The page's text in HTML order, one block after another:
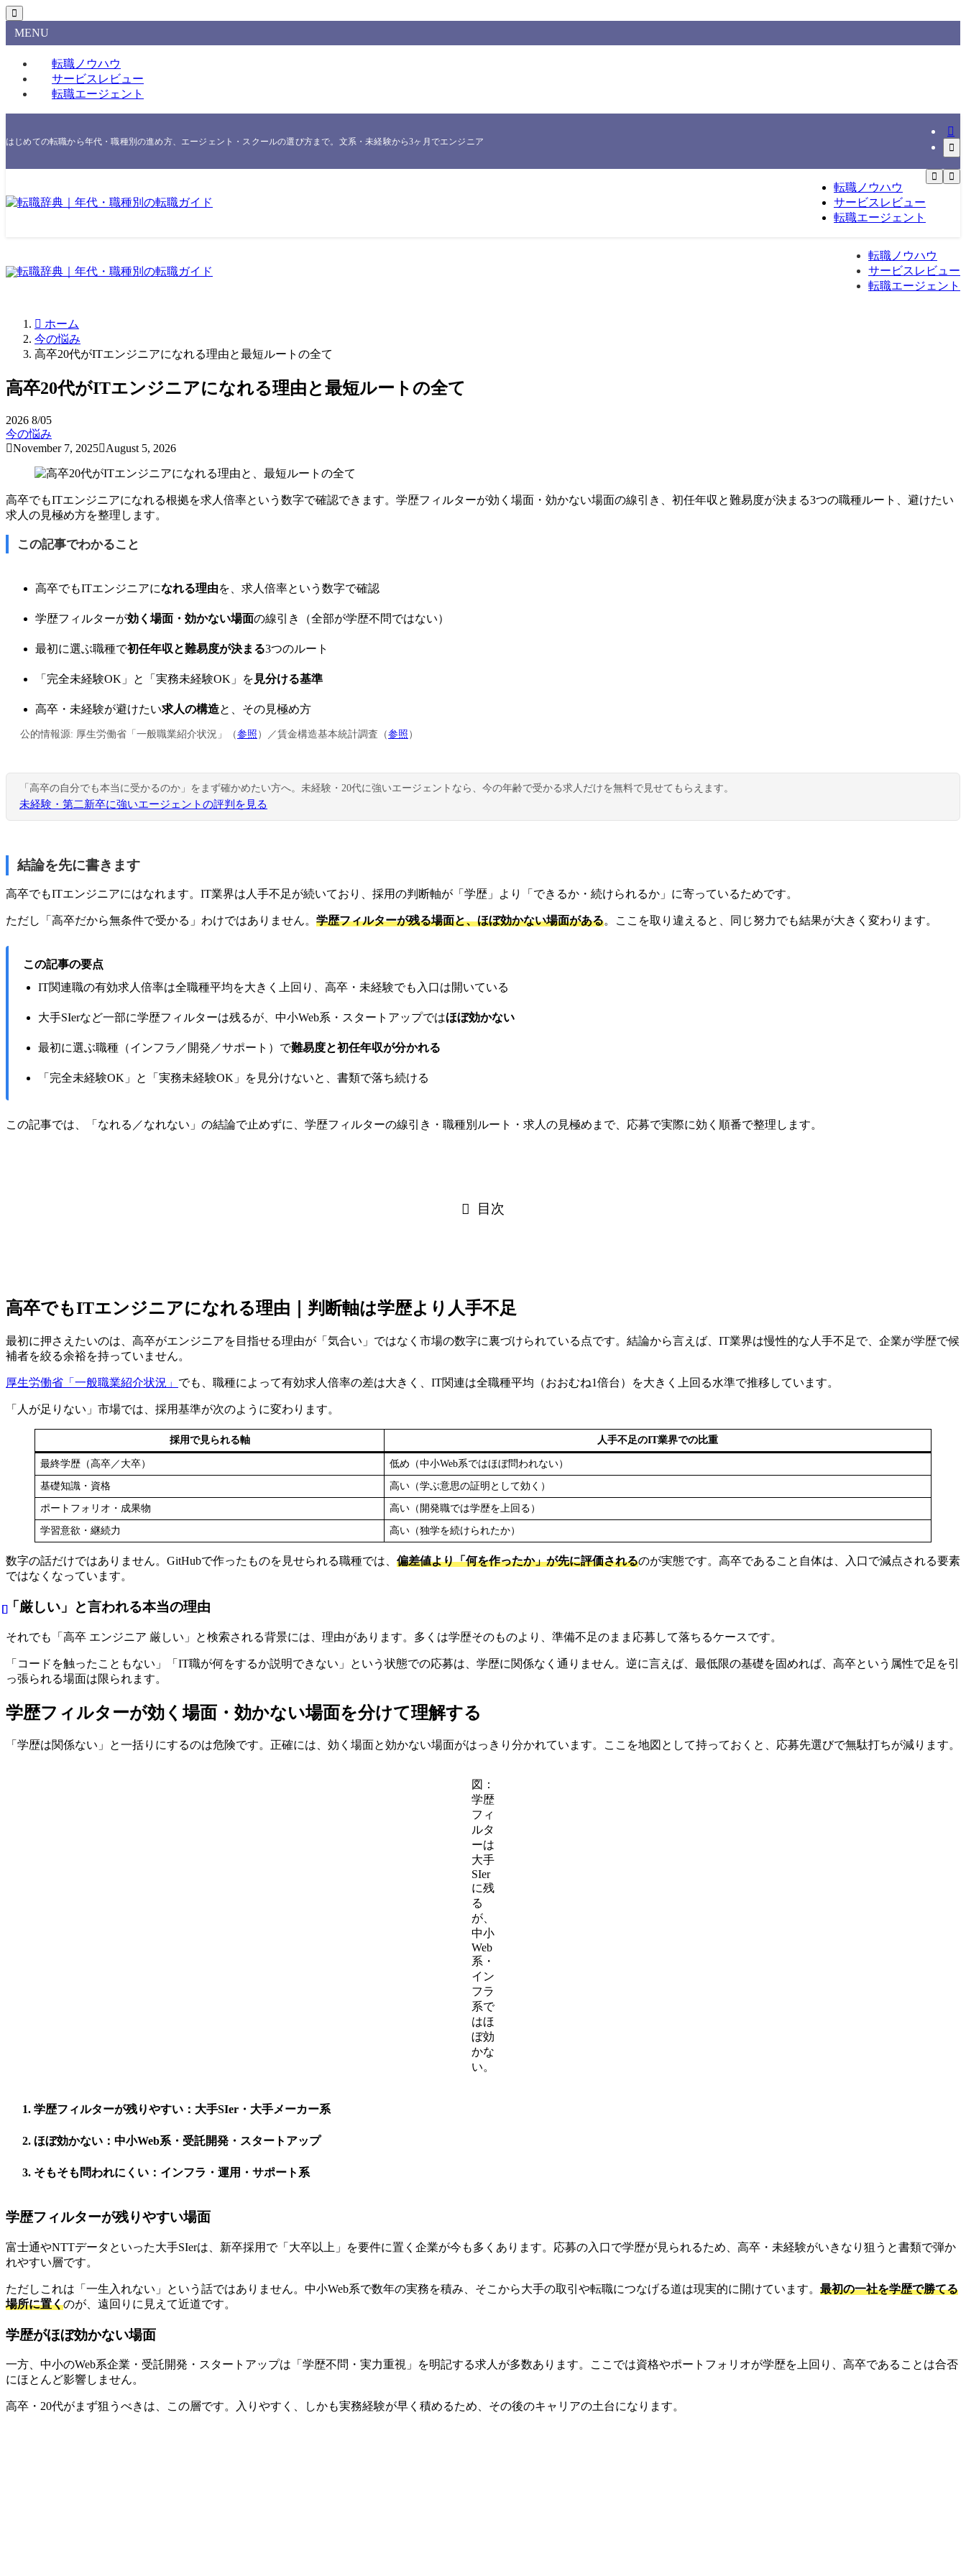
MENU
転職ノウハウ
サービスレビュー
転職エージェント
はじめての転職から年代・職種別の進め方、エージェント・スクールの選び方まで。文系・未経験から3ヶ月でエンジニア転職したNakataが、実際に使った一次情報をもとに整理する転職総合メディアです。
転職ノウハウ
サービスレビュー
転職エージェント
転職ノウハウ
サービスレビュー
転職エージェント
ホーム
今の悩み
高卒20代がITエンジニアになれる理由と最短ルートの全て
高卒20代がITエンジニアになれる理由と最短ルートの全て
2026 8/05
今の悩み
November 7, 2025
August 5, 2026
高卒でもITエンジニアになれる根拠を求人倍率という数字で確認できます。学歴フィルターが効く場面・効かない場面の線引き、初任年収と難易度が決まる3つの職種ルート、避けたい
求人の見極め方を整理します。
この記事でわかること
高卒でもITエンジニアになれる理由を、求人倍率という数字で確認
学歴フィルターが効く場面・効かない場面の線引き（全部が学歴不問ではない）
最初に選ぶ職種で初任年収と難易度が決まる3つのルート
「完全未経験OK」と「実務未経験OK」を 見分ける基準
高卒・未経験が避けたい求人の構造と、その見極め方
公的情報源: 厚生労働省「一般職業紹介状況」（参照）／賃金構造基本統計調査（参照）
「高卒の自分でも本当に受かるのか」をまず確かめたい方へ。未経験・20代に強いエージェントなら、今の年齢で受かる求人だけを無料で見せてもらえます。
未経験・第二新卒に強いエージェントの評判を見る
結論を先に書きます
高卒でもITエンジニアにはなれます。IT業界は人手不足が続いており、採用の判断軸が「学歴」より「できるか・続けられるか」に寄っているためです。
ただし「高卒だから無条件で受かる」わけではありません。 学歴フィルターが残る場面と、ほぼ効かない場面がある。ここを取り違えると、同じ努力でも結果が大きく変わります。
この記事の要点
IT関連職の有効求人倍率は全職種平均を大きく上回り、高卒・未経験でも入口は開いている
大手SIerなど一部に学歴フィルターは残るが、中小Web系・スタートアップではほぼ効かない
最初に選ぶ職種（インフラ／開発／サポート）で難易度と初任年収が分かれる
「完全未経験OK」と「実務未経験OK」を見分けないと、書類で落ち続ける
この記事では、「なれる／なれない」の結論で止めずに、学歴フィルターの線引き・職種別ルート・求人の見極めまで、応募で実際に効く順番で整理します。
目次
高卒でもITエンジニアになれる理由｜判断軸は学歴より人手不足
最初に押さえたいのは、高卒がエンジニアを目指せる理由が「気合い」ではなく市場の数字に裏づけられている点です。結論から言えば、IT業界は慢性的な人手不足で、企業が学歴で候
補者を絞る余裕を持っていません。
厚生労働省「一般職業紹介状況」 でも、職種によって有効求人倍率の差は大きく、IT関連は全職種平均（おおむね1倍台）を大きく上回る水準で推移しています。
「人が足りない」市場では、採用基準が次のように変わります。
採用で見られる軸 人手不足のIT業界での比重
最終学歴（高卒／大卒） 低め（中小Web系ではほぼ問われない）
基礎知識・資格 高い（学ぶ意思の証明として効く）
ポートフォリオ・成果物 高い（開発職では学歴を上回る）
学習意欲・継続力 高い（独学を続けられたか）
数字の話だけではありません。GitHubで作ったものを見せられる職種では、 偏差値より「何を作ったか」が先に評価されるのが実態です。高卒であること自体は、入口で減点される要素
ではなくなっています。
「厳しい」と言われる本当の理由
それでも「高卒 エンジニア 厳しい」と検索される背景には、理由があります。多くは学歴そのものより、準備不足のまま応募して落ちるケースです。
「コードを触ったこともない」「IT職が何をするか説明できない」という状態での応募は、学歴に関係なく通りません。逆に言えば、最低限の基礎を固めれば、高卒という属性で足を引
っ張られる場面は限られます。
学歴フィルターが効く場面・効かない場面を分けて理解する
「学歴は関係ない」と一括りにするのは危険です。正確には、効く場面と効かない場面がはっきり分かれています。ここを地図として持っておくと、応募先選びで無駄打ちが減ります。
図：
学歴
フィ
ルタ
ーは
大手
SIer
に残
る
が、
中小
Web
系・
イン
フラ
系で
はほ
ぼ効
かな
い。
学歴フィルターが残りやすい：大手SIer・大手メーカー系
ほぼ効かない：中小Web系・受託開発・スタートアップ
そもそも問われにくい：インフラ・運用・サポート系
学歴フィルターが残りやすい場面
富士通やNTTデータといった大手SIerは、新卒採用で「大卒以上」を要件に置く企業が今も多くあります。応募の入口で学歴が見られるため、高卒・未経験がいきなり狙うと書類で弾か
れやすい層です。
ただしこれは「一生入れない」という話ではありません。中小Web系で数年の実務を積み、そこから大手の取引や転職につなげる道は現実的に開けています。 最初の一社を学歴で勝てる
場所に置くのが、遠回りに見えて近道です。
学歴がほぼ効かない場面
一方、中小のWeb系企業・受託開発・スタートアップは「学歴不問・実力重視」を明記する求人が多数あります。ここでは資格やポートフォリオが学歴を上回り、高卒であることは合否
にほとんど影響しません。
高卒・20代がまず狙うべきは、この層です。入りやすく、しかも実務経験が早く積めるため、その後のキャリアの土台になります。